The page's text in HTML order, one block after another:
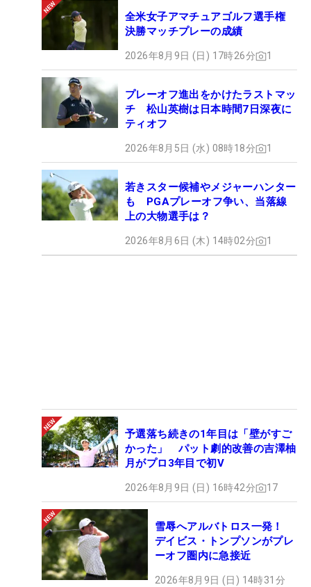
全米女子アマチュアゴルフ選手権
決勝マッチプレーの成績
2026年8月9日 (日) 17時26分 1
プレーオフ進出をかけたラストマッ
チ 松山英樹は日本時間7日深夜に
ティオフ
2026年8月5日 (水) 08時18分 1
若きスター候補やメジャーハンター
も PGAプレーオフ争い、当落線
上の大物選手は？
2026年8月6日 (木) 14時02分 1
予選落ち続きの1年目は「壁がすご
かった」 パット劇的改善の吉澤柚
月がプロ3年目で初V
2026年8月9日 (日) 16時42分 17
雪辱へアルバトロス一発！
デイビス・トンプソンがプレ
ーオフ圏内に急接近
2026年8月9日 (日) 14時31分